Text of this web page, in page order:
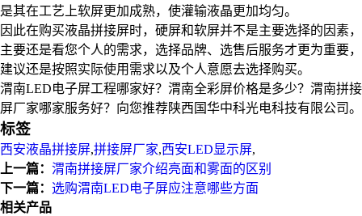
是其在工艺上软屏更加成熟，使灌输液晶更加均匀。
因此在购买液晶拼接屏时，硬屏和软屏并不是主要选择的因素，
主要还是看您个人的需求，选择品牌、选售后服务才更为重要，
建议还是按照实际使用需求以及个人意愿去选择购买。
渭南LED电子屏工程哪家好？渭南全彩屏价格是多少？渭南拼接
屏厂家哪家服务好？向您推荐陕西国华中科光电科技有限公司。
标签
西安液晶拼接屏,拼接屏厂家,西安LED显示屏,
上一篇： 渭南拼接屏厂家介绍亮面和雾面的区别
下一篇： 选购渭南LED电子屏应注意哪些方面
相关产品